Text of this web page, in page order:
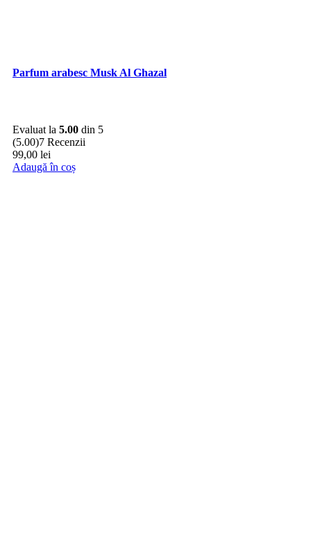
Parfum arabesc Musk Al Ghazal
Evaluat la 5.00 din 5
(5.00)7 Recenzii
99,00 lei
Adaugă în coș